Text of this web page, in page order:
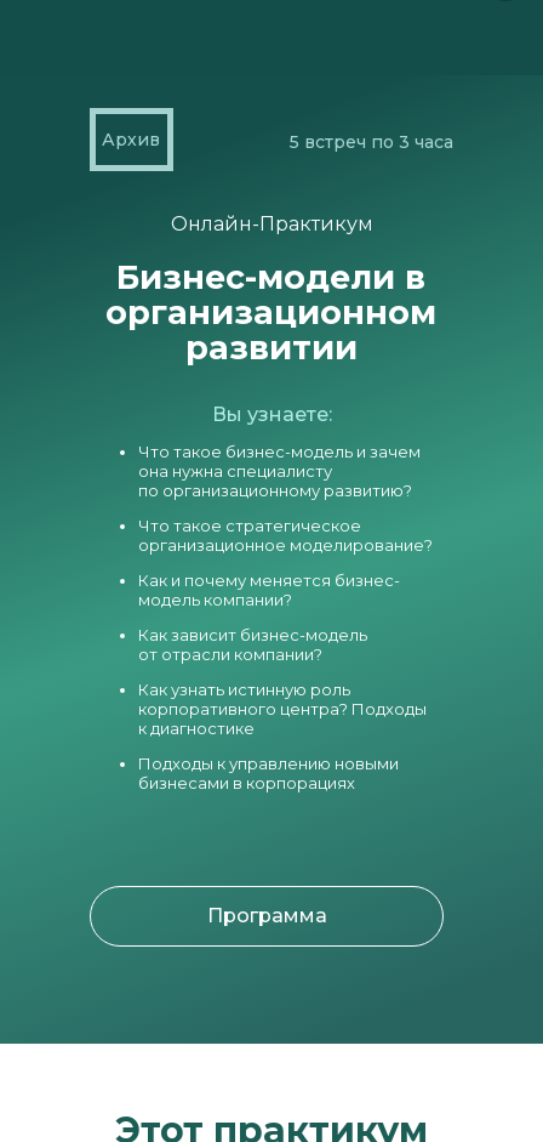
Программа
5 встреч по 3 часа
Архив
Онлайн-Практикум
Вы узнаете:
Что такое бизнес-модель и зачем
она нужна специалисту
по организационному развитию?
Что такое стратегическое
организационное моделирование?
Как и почему меняется бизнес-
модель компании?
Как зависит бизнес-модель
от отрасли компании?
Как узнать истинную роль
корпоративного центра? Подходы
к диагностике
Подходы к управлению новыми
бизнесами в корпорациях
Бизнес-модели в
организационном
развитии
Этот практикум